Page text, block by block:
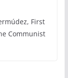
First
Communist